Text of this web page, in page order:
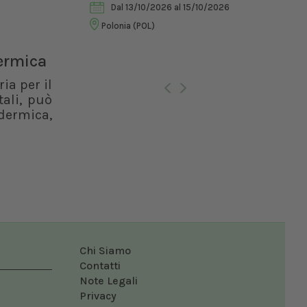
per il
può
Dal 13/10/2026 al 15/10/2026
Polonia (POL)
Chi Siamo
Contatti
Note Legali
Privacy